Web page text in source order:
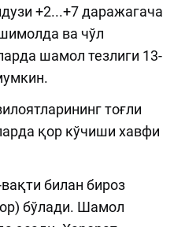
+2...+7 даражагача
ва чўл
шамол тезлиги 13-
тоғли
қор кўчиши хавфи
билан бироз
бўлади. Шамол